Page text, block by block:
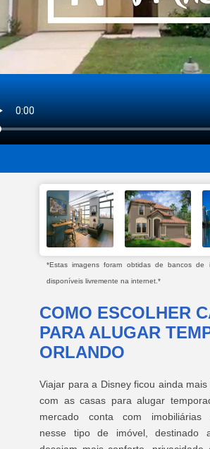
*Estas imagens foram obtidas de bancos de
disponíveis livremente na internet.*
COMO ESCOLHER
PARA ALUGAR
ORLANDO
Viajar para a Disney ficou ainda
com as casas para alugar
mercado conta com imobiliárias
nesse tipo de imóvel, destinado